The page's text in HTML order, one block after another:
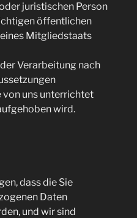
juristischen Person
öffentlichen
Mitgliedstaats
Verarbeitung nach
von uns unterrichtet
wird.
dass die Sie
Daten
und wir sind